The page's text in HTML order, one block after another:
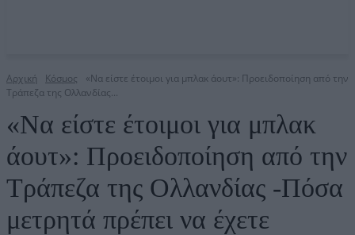
Αρχική Κόσμος
«Να είστε έτοιμοι για μπλακ άουτ»: Προειδοποίηση από την
Τράπεζα της Ολλανδίας...
«Να είστε έτοιμοι για μπλακ
άουτ»: Προειδοποίηση από την
Τράπεζα της Ολλανδίας -Πόσα
μετρητά πρέπει να έχετε